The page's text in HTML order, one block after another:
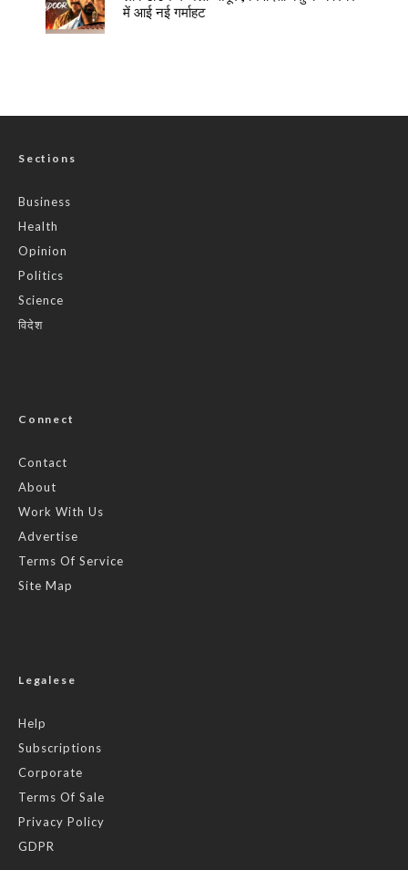
में आई नई गर्माहट
Sections
Business
Health
Opinion
Politics
Science
विदेश
Connect
Contact
About
Work With Us
Advertise
Terms Of Service
Site Map
Legalese
Help
Subscriptions
Corporate
Terms Of Sale
Privacy Policy
GDPR